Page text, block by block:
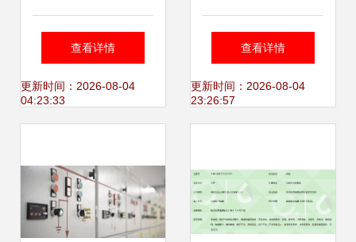
产厂家概览及自行
车选购参考
查看详情
更新时间：2026-08-04
04:23:33
五金交电批发走访
交流 深化服务与行
查看详情
更新时间：2026-08-04
23:26:57